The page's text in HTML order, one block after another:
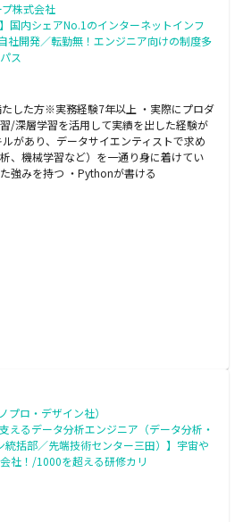
株式会社
国内シェアNo.1のインターネットインフ
社開発／転勤無！エンジニア向けの制度多
ス
した方※実務経験7年以上 ・実際にプロダ
/深層学習を活用して実績を出した経験が
があり、データサイエンティストで求め
、機械学習など）を一通り身に着けてい
強みを持つ ・Pythonが書ける
プロ・デザイン社）
えるデータ分析エンジニア（データ分析・
統括部／先端技術センター三田）】宇宙や
社！/1000を超える研修カリ